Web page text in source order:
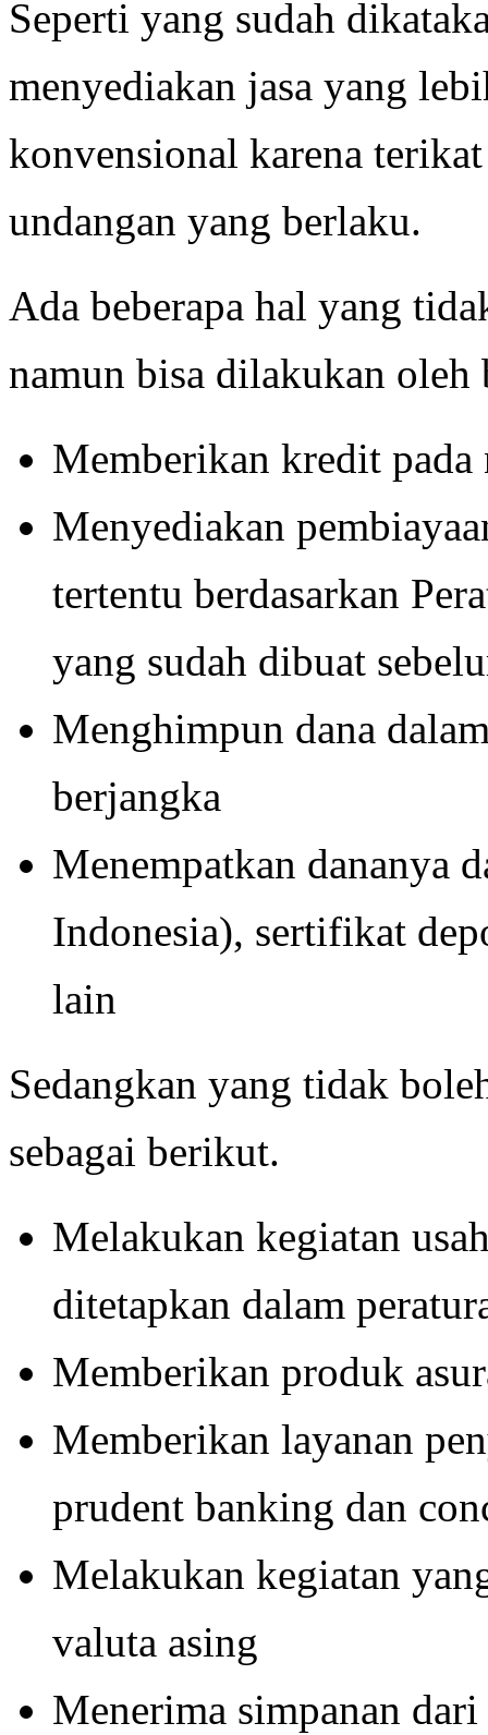
Seperti yang sudah
menyediakan jasa yang
konvensional karena
undangan yang berlaku.
Ada beberapa hal yang
namun bisa dilakukan
Memberikan kredit pada
Menyediakan
tertentu berdasarkan
yang sudah dibuat
Menghimpun dana
berjangka
Menempatkan dananya
Indonesia), sertifikat
lain
Sedangkan yang tidak
sebagai berikut.
Melakukan kegiatan
ditetapkan dalam
Memberikan produk
Memberikan layanan
prudent banking dan
Melakukan kegiatan
valuta asing
Menerima simpanan